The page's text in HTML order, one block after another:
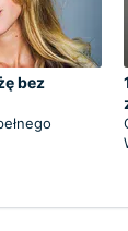
bez